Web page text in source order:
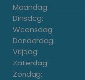
Maandag:
Dinsdag:
Woensdag:
Donderdag:
Vrijdag:
Zaterdag:
Zondag: